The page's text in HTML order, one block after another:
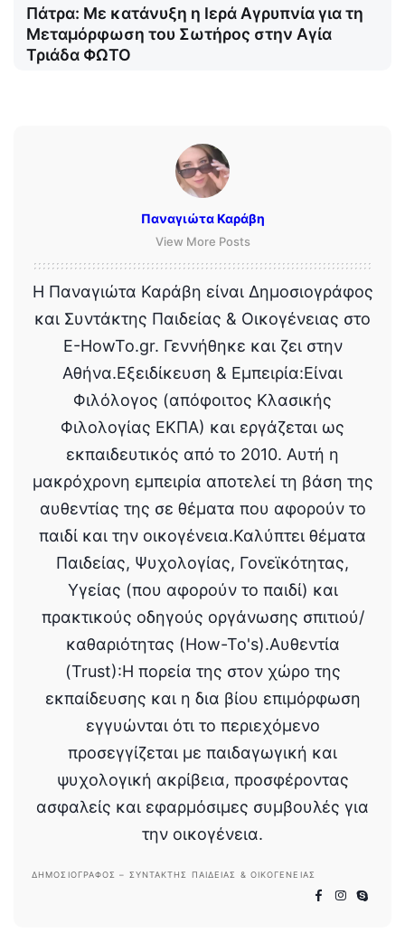
Πάτρα: Με κατάνυξη η Ιερά Αγρυπνία για τη
Μεταμόρφωση του Σωτήρος στην Αγία
Τριάδα ΦΩΤΟ
Παναγιώτα Καράβη
View More Posts
Η Παναγιώτα Καράβη είναι Δημοσιογράφος
και Συντάκτης Παιδείας & Οικογένειας στο
E-HowTo.gr. Γεννήθηκε και ζει στην
Αθήνα.Εξειδίκευση & Εμπειρία:Είναι
Φιλόλογος (απόφοιτος Κλασικής
Φιλολογίας ΕΚΠΑ) και εργάζεται ως
εκπαιδευτικός από το 2010. Αυτή η
μακρόχρονη εμπειρία αποτελεί τη βάση της
αυθεντίας της σε θέματα που αφορούν το
παιδί και την οικογένεια.Καλύπτει θέματα
Παιδείας, Ψυχολογίας, Γονεϊκότητας,
Υγείας (που αφορούν το παιδί) και
πρακτικούς οδηγούς οργάνωσης σπιτιού/
καθαριότητας (How-To's).Αυθεντία
(Trust):Η πορεία της στον χώρο της
εκπαίδευσης και η δια βίου επιμόρφωση
εγγυώνται ότι το περιεχόμενο
προσεγγίζεται με παιδαγωγική και
ψυχολογική ακρίβεια, προσφέροντας
ασφαλείς και εφαρμόσιμες συμβουλές για
την οικογένεια.
ΔΗΜΟΣΙΟΓΡΆΦΟΣ – ΣΥΝΤΆΚΤΗΣ ΠΑΙΔΕΊΑΣ & ΟΙΚΟΓΈΝΕΙΑΣ